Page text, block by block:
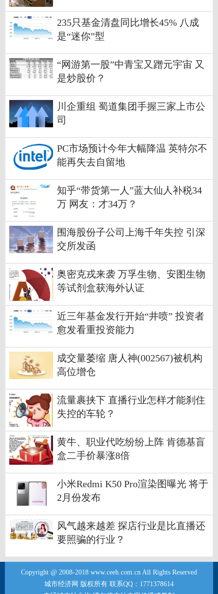
235只基金清盘同比增长45% 八成
是“迷你”型
“网游第一股”中青宝又蹭元宇宙 又
是炒股价？
川企重组 蜀道集团手握三家上市公
司
PC市场预计今年大幅降温 英特尔不
能再失去自留地
知乎“带货第一人”蓝大仙人补税34
万 网友：才34万？
围海股份子公司上海千年失控 引深
交所发函
奥密克戎来袭 万孚生物、安图生物
等试剂盒获海外认证
近三年基金发行开始“井喷” 投资者
愈发看重投资能力
成交量萎缩 唐人神(002567)被机构
高位增仓
流量裹挟下 直播行业怎样才能刹住
失控的车轮？
黄牛、职业代吃纷纷上阵 肯德基盲
盒二手价暴涨8倍
小米Redmi K50 Pro渲染图曝光 将于
2月份发布
风气越来越差 探店行业是比直播还
要照骗的行业？
Copyright @ 2008-2018 www.ceeh.com.cn All Rights Reserved
城市经济网 版权所有 联系QQ：1771378614